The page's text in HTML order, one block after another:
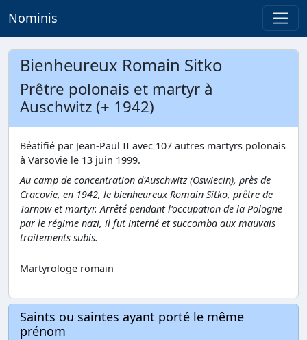
Nominis
Bienheureux Romain Sitko
Prêtre polonais et martyr à
Auschwitz (+ 1942)
Béatifié par Jean-Paul II avec 107 autres martyrs polonais
à Varsovie le 13 juin 1999.
Au camp de concentration d'Auschwitz (Oswiecin), près de
Cracovie, en 1942, le bienheureux Romain Sitko, prêtre de
Tarnow et martyr. Arrêté pendant l'occupation de la Pologne
par le régime nazi, il fut interné et succomba aux mauvais
traitements subis.
Martyrologe romain
Saints ou saintes ayant porté le même
prénom